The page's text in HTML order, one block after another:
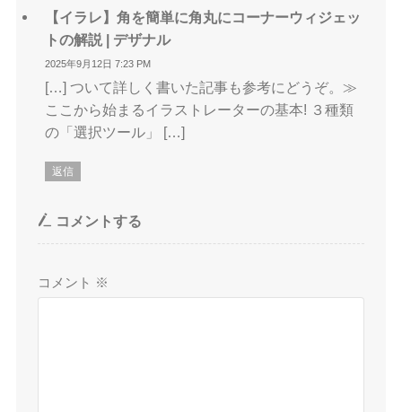
【イラレ】角を簡単に角丸にコーナーウィジェッ
トの解説 | デザナル
2025年9月12日 7:23 PM
[…] ついて詳しく書いた記事も参考にどうぞ。≫
ここから始まるイラストレーターの基本! ３種類
の「選択ツール」 […]
返信
コメントする
コメント ※